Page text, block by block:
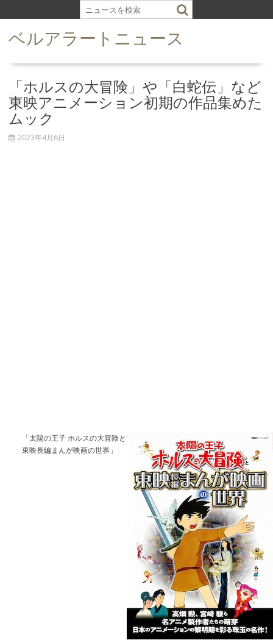
k
ベルアラートニュース
「ホルスの大冒険」や「白蛇伝」など
東映アニメーション初期の作品集めた
ムック
2023年4月6日
「太陽の王子 ホルスの大冒険と
東映長編まんが映画の世界」